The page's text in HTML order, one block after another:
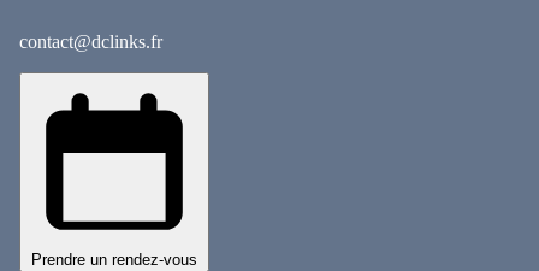
contact@dclinks.fr
Prendre un rendez-vous